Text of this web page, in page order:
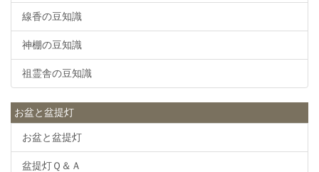
線香の豆知識
神棚の豆知識
祖霊舎の豆知識
お盆と盆提灯
お盆と盆提灯
盆提灯Ｑ＆Ａ